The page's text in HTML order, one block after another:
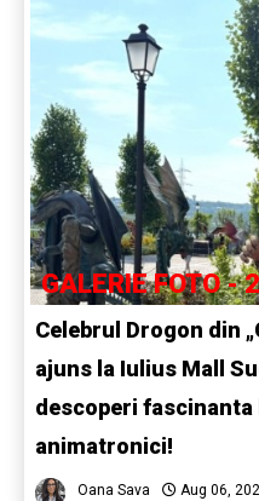
GALERIE FOTO
Celebrul Drogon din
ajuns la Iulius Mall
descoperi
animatronici!
Oana Sava Aug 06,